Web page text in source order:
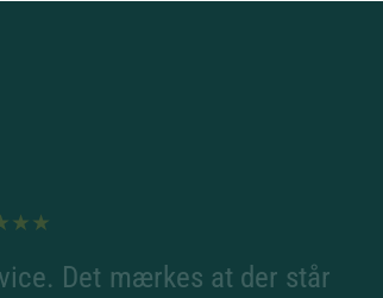
Det mærkes at der står